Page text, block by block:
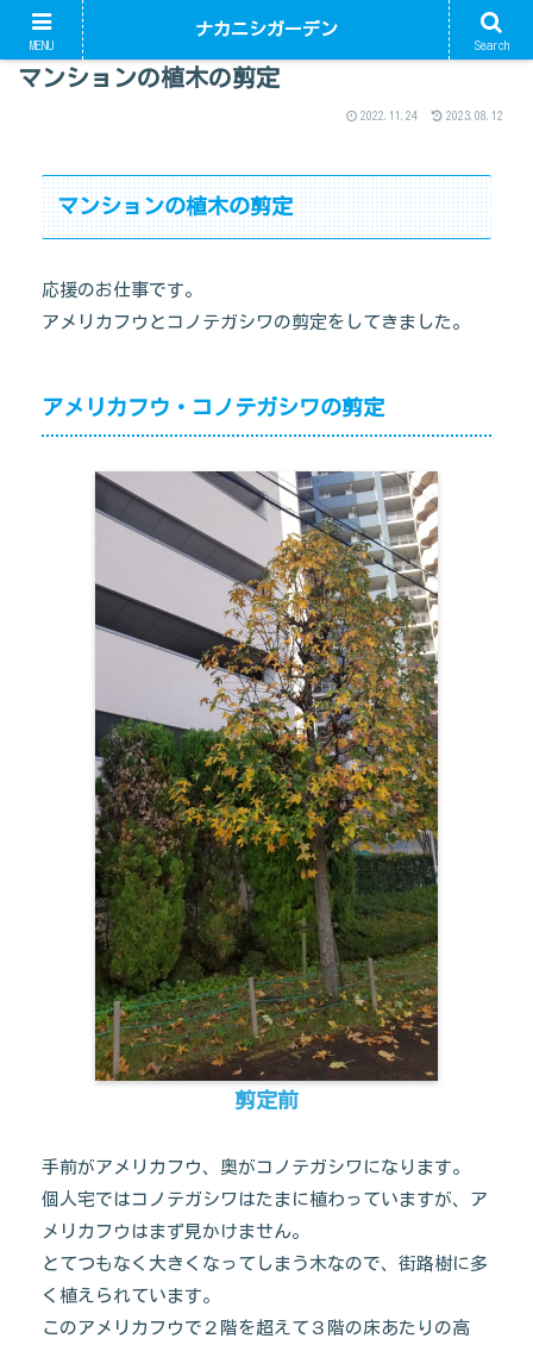
マンションの植木の剪定
2022.11.24 2023.08.12
マンションの植木の剪定
応援のお仕事です。
アメリカフウとコノテガシワの剪定をしてきました。
アメリカフウ・コノテガシワの剪定
剪定前
手前がアメリカフウ、奥がコノテガシワになります。
個人宅ではコノテガシワはたまに植わっていますが、ア
メリカフウはまず見かけません。
とてつもなく大きくなってしまう木なので、街路樹に多
く植えられています。
このアメリカフウで２階を超えて３階の床あたりの高
MENU
ナカニシガーデン
Search